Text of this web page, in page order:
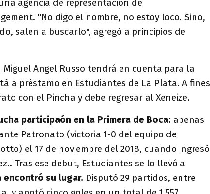
agencia de representación de
"No digo el nombre, no estoy loco. Sino,
salen a buscarlo", agregó a principios de
Angel Russo tendrá en cuenta para la
a préstamo en Estudiantes de La Plata. A fines
con el Pincha y debe regresar al Xeneize.
participaón en la Primera de Boca: apenas
Patronato (victoria 1-0 del equipo de
el 17 de noviembre del 2018, cuando ingresó
Tras ese debut, Estudiantes se lo llevó a
encontró su lugar. Disputó 29 partidos, entre